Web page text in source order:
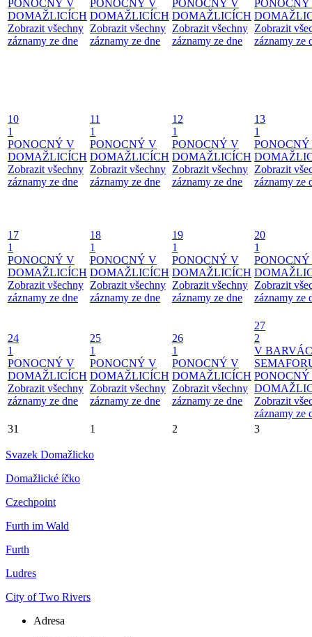
PONOCNÝ V
DOMAŽLICÍCH
Zobrazit všechny
záznamy ze dne
PONOCNÝ V
DOMAŽLICÍCH
Zobrazit všechny
záznamy ze dne
PONOCNÝ V
DOMAŽLICÍCH
Zobrazit všechny
záznamy ze dne
Zobrazit
záznamy ze
10
1
PONOCNÝ V
DOMAŽLICÍCH
Zobrazit všechny
záznamy ze dne
11
1
PONOCNÝ V
DOMAŽLICÍCH
Zobrazit všechny
záznamy ze dne
12
1
PONOCNÝ V
DOMAŽLICÍCH
Zobrazit všechny
záznamy ze dne
13
1
Zobrazit
záznamy ze
17
1
PONOCNÝ V
DOMAŽLICÍCH
Zobrazit všechny
záznamy ze dne
18
1
PONOCNÝ V
DOMAŽLICÍCH
Zobrazit všechny
záznamy ze dne
19
1
PONOCNÝ V
DOMAŽLICÍCH
Zobrazit všechny
záznamy ze dne
20
1
Zobrazit
záznamy ze
24
1
PONOCNÝ V
DOMAŽLICÍCH
Zobrazit všechny
záznamy ze dne
25
1
PONOCNÝ V
DOMAŽLICÍCH
Zobrazit všechny
záznamy ze dne
26
1
PONOCNÝ V
DOMAŽLICÍCH
Zobrazit všechny
záznamy ze dne
27
2
V
Zobrazit
záznamy ze
31
1 2 3
Svazek Domažlicko
Domažlické íčko
Czechpoint
Furth im Wald
Furth
Ludres
City of Two Rivers
Adresa